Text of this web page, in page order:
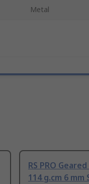
Metal
RS PRO
114 g.cm 6